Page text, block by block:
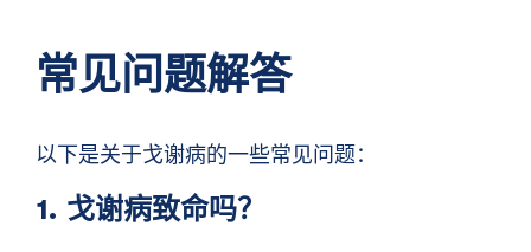
常见问题解答
以下是关于戈谢病的一些常见问题：
1. 戈谢病致命吗？